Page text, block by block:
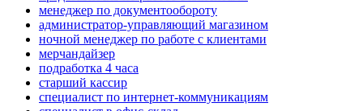
менеджер по документообороту
администратор-управляющий магазином
ночной менеджер по работе с клиентами
мерчандайзер
подработка 4 часа
старший кассир
специалист по интернет-коммуникациям